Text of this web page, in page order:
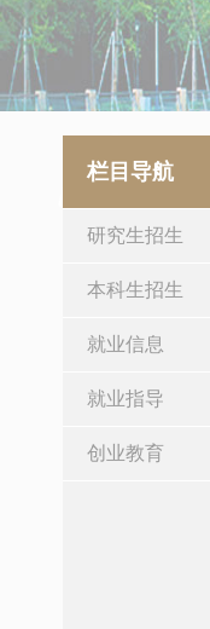
栏目导航
研究生招生
本科生招生
就业信息
就业指导
创业教育